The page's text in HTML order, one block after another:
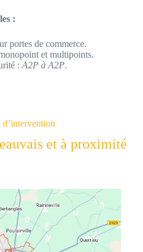
:
portes de commerce.
et multipoints.
:A2P à A2P.
et à proximité